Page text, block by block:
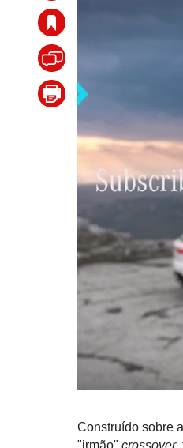
Construído sobre